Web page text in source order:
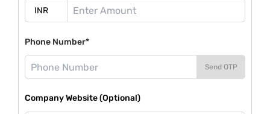
Phone Number*
Send OTP
Company Website (Optional)